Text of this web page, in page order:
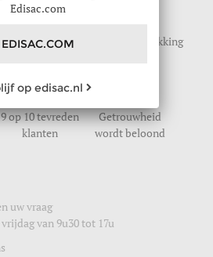
tot 30 dagen
Geschenkverpakking
9 op 10 tevreden
klanten
Getrouwheid
wordt beloond
uw vraag
van 9u30 tot 17u
Edisac.com
EDISAC.COM
op edisac.nl